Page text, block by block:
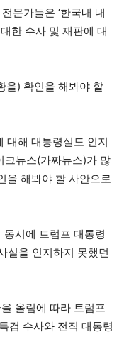
문가들은 ‘한국내 내
한 수사 및 재판에 대
을) 확인을 해봐야 할
대해 대통령실도 인지
크뉴스(가짜뉴스)가 많
을 해봐야 할 사안으로
시에 트럼프 대통령
실을 인지하지 못했던
올림에 따라 트럼프
검 수사와 전직 대통령